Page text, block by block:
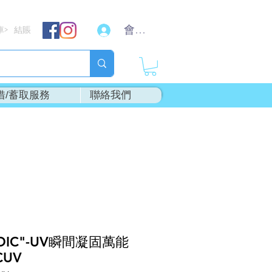
結賬 會員登入
/蓄取服務 聯絡我們
UV瞬間凝固萬能